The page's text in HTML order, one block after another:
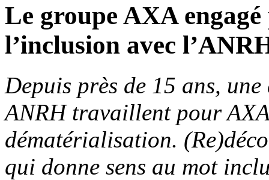
Le groupe AXA
l’inclusion avec
Depuis près de 15 ans,
ANRH travaillent pour
dématérialisation.
qui donne sens au mot